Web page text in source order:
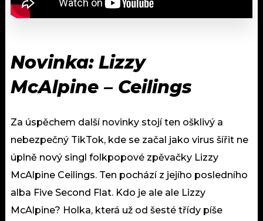
Novinka: Lizzy
McAlpine – Ceilings
Za úspěchem další novinky stojí ten ošklivý a
nebezpečný TikTok, kde se začal jako virus šířit ne
úplně nový singl folkpopové zpěvačky Lizzy
McAlpine Ceilings. Ten pochází z jejího posledního
alba Five Second Flat. Kdo je ale ale Lizzy
McAlpine? Holka, která už od šesté třídy píše